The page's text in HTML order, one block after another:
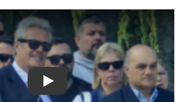
Play: Antía se refirió a la renuncia de